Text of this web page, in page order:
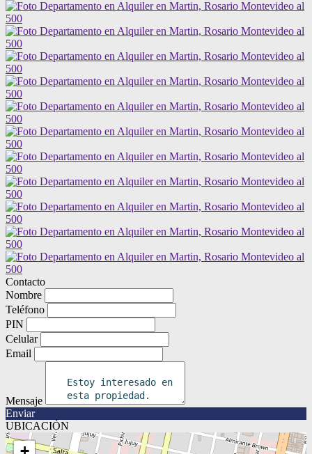
Contacto
Nombre
Teléfono
PIN
Celular
Email
Mensaje
Enviar
UBICACIÓN